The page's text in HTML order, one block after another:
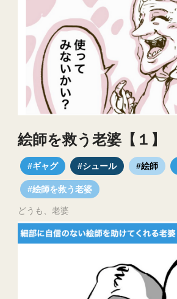
絵師を救う老婆【１】
#ギャグ #シュール #絵師
#絵師を救う老婆
どうも、老婆